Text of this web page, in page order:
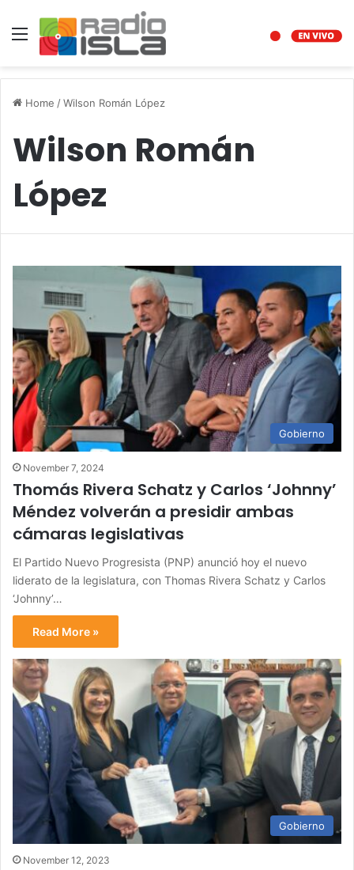
Menu
Home /Wilson Román López
Wilson Román
López
Gobierno
November 7, 2024
Thomás Rivera Schatz y Carlos ‘Johnny’
Méndez volverán a presidir ambas
cámaras legislativas
El Partido Nuevo Progresista (PNP) anunció hoy el nuevo
liderato de la legislatura, con Thomas Rivera Schatz y Carlos
‘Johnny’…
Read More »
Gobierno
November 12, 2023